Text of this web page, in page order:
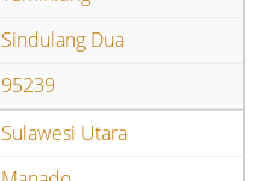
Sindulang Dua
95239
Sulawesi Utara